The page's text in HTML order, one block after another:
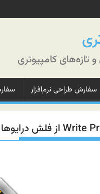
کامپیوتری
سفارش طراحی نرم‌افزار